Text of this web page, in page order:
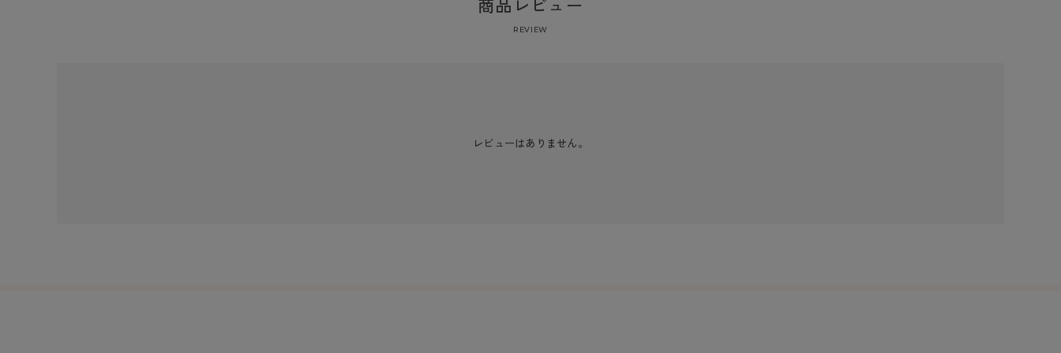
商品レビュー
REVIEW
レビューはありません。